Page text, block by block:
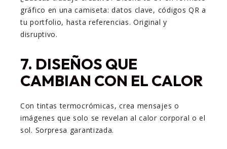
gráfico en una camiseta: datos clave, códigos QR a
tu portfolio, hasta referencias. Original y
disruptivo.
7. DISEÑOS QUE
CAMBIAN CON EL CALOR
Con tintas termocrómicas, crea mensajes o
imágenes que solo se revelan al calor corporal o el
sol. Sorpresa garantizada.